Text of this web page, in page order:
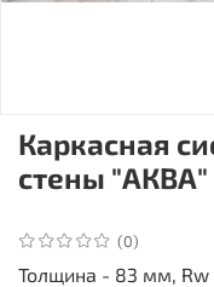
(0)
Каркасная
стены "АКВА"
Толщина - 83 мм, Rw